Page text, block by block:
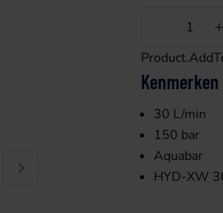
Minder
Kenmerken
30 L/min
150 bar
Aquabar
HYD-XW